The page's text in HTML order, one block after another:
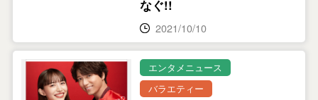
なぐ!!
2021/10/10
エンタメニュース
バラエティー